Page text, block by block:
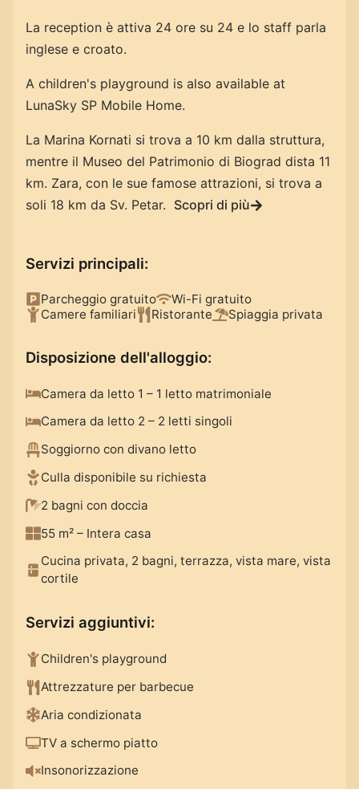
La reception è attiva 24 ore su 24 e lo staff parla
inglese e croato.
A children's playground is also available at
LunaSky SP Mobile Home.
La Marina Kornati si trova a 10 km dalla struttura,
mentre il Museo del Patrimonio di Biograd dista 11
km. Zara, con le sue famose attrazioni, si trova a
soli 18 km da Sv. Petar. Scopri di più
Servizi principali:
Parcheggio gratuito
Wi-Fi gratuito
Camere familiari
Ristorante Spiaggia privata
Disposizione dell'alloggio:
Camera da letto 1 – 1 letto matrimoniale
Camera da letto 2 – 2 letti singoli
Soggiorno con divano letto
Culla disponibile su richiesta
2 bagni con doccia
55 m²– Intera casa
Cucina privata, 2 bagni, terrazza, vista mare, vista
cortile
Servizi aggiuntivi:
Children's playground
Attrezzature per barbecue
Aria condizionata
TV a schermo piatto
Insonorizzazione